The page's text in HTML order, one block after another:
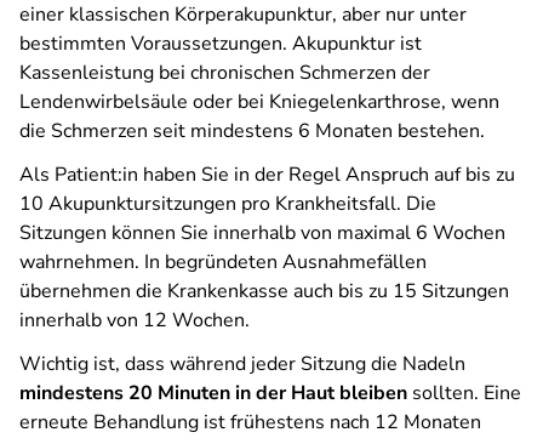
einer klassischen Körperakupunktur, aber nur unter
bestimmten Voraussetzungen. Akupunktur ist
Kassenleistung bei chronischen Schmerzen der
Lendenwirbelsäule oder bei Kniegelenkarthrose, wenn
die Schmerzen seit mindestens 6 Monaten bestehen.
Als Patient:in haben Sie in der Regel Anspruch auf bis zu
10 Akupunktursitzungen pro Krankheitsfall. Die
Sitzungen können Sie innerhalb von maximal 6 Wochen
wahrnehmen. In begründeten Ausnahmefällen
übernehmen die Krankenkasse auch bis zu 15 Sitzungen
innerhalb von 12 Wochen.
Wichtig ist, dass während jeder Sitzung die Nadeln
mindestens 20 Minuten in der Haut bleiben sollten. Eine
erneute Behandlung ist frühestens nach 12 Monaten